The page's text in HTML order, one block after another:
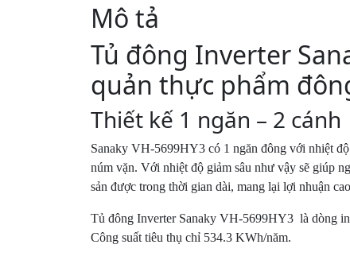
Mô tả
Tủ đông Inverter
quản thực phẩm
Thiết kế 1 ngăn – 2 cánh
Sanaky VH-5699HY3 có 1 ngăn đông với nhiệt
núm vặn. Với nhiệt độ giảm sâu như vậy sẽ giúp
sản được trong thời gian dài, mang lại lợi nhuận
Tủ đông Inverter Sanaky VH-5699HY3 là dòng
Công suất tiêu thụ chỉ 534.3 KWh/năm.